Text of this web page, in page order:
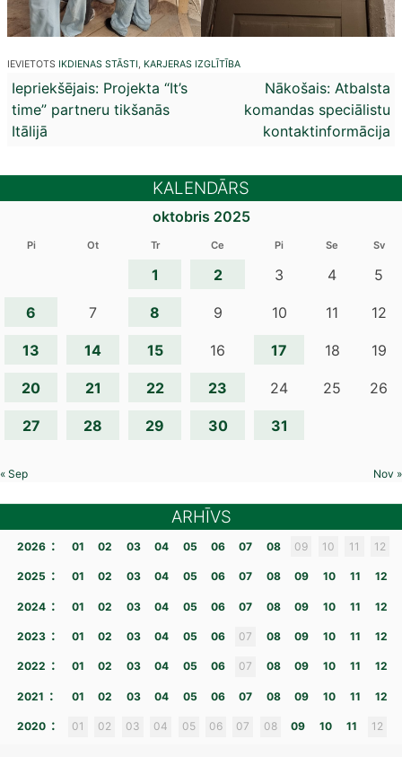
IEVIETOTS IKDIENAS STĀSTI, KARJERAS IZGLĪTĪBA
Ziņu
izvēlne
Iepriekšējais: Projekta “It’s
time” partneru tikšanās
Itālijā
Nākošais: Atbalsta
komandas speciālistu
kontaktinformācija
KALENDĀRS
oktobris 2025
Pi Ot Tr Ce Pi Se Sv
1 2 3 4 5
6 7 8 9 10 11 12
13 14 15 16 17 18 19
20 21 22 23 24 25 26
27 28 29 30 31
« Sep Nov »
ARHĪVS
2026 : 01 02 03 04 05 06 07 08 09 10 11 12
2025 : 01 02 03 04 05 06 07 08 09 10 11 12
2024 : 01 02 03 04 05 06 07 08 09 10 11 12
2023 : 01 02 03 04 05 06 07 08 09 10 11 12
2022 : 01 02 03 04 05 06 07 08 09 10 11 12
2021 : 01 02 03 04 05 06 07 08 09 10 11 12
2020 : 01 02 03 04 05 06 07 08 09 10 11 12